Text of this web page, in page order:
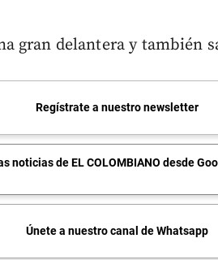
gran delantera y también
Regístrate a nuestro newsletter
noticias de EL COLOMBIANO desde
Únete a nuestro canal de Whatsapp